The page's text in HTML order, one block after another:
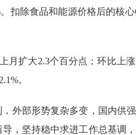
。扣除食品和能源价格后的核心
月扩大2.3个百分点；环比上涨
2.1%。
外部形势复杂多变，国内供
，坚持稳中求进工作总基调